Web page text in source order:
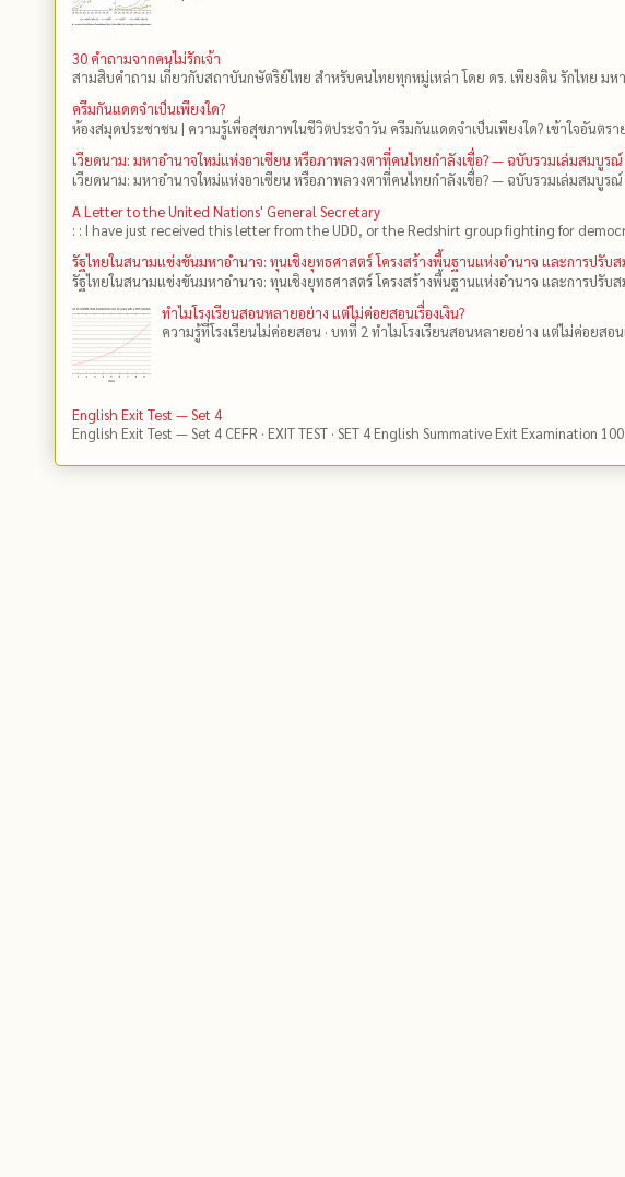
30 คำถามจากคนไม่รักเจ้า
สามสิบคำถาม เกี่ยวกับสถาบันกษัตริย์ไทย สำหรับคนไทยทุกหมู่เหล่า โดย ดร.​ เพียงดิน รักไทย ม
ครีมกันแดดจำเป็นเพียงใด?
ห้องสมุดประชาชน | ความรู้เพื่อสุขภาพในชีวิตประจำวัน ครีมกันแดดจำเป็นเพียงใด? เข้าใจอันตรา
เวียดนาม: มหาอำนาจใหม่แห่งอาเซียน หรือภาพลวงตาที่คนไทยกำลังเชื่อ? — ฉบับรวมเล่มสมบูรณ์
เวียดนาม: มหาอำนาจใหม่แห่งอาเซียน หรือภาพลวงตาที่คนไทยกำลังเชื่อ? — ฉบับรวมเล่มสมบูรณ์
A Letter to the United Nations' General Secretary
: : I have just received this letter from the UDD, or the Redshirt group fighting for
รัฐไทยในสนามแข่งขันมหาอำนาจ: ทุนเชิงยุทธศาสตร์ โครงสร้างพื้นฐานแห่งอำนาจ และการปรับ
รัฐไทยในสนามแข่งขันมหาอำนาจ: ทุนเชิงยุทธศาสตร์ โครงสร้างพื้นฐานแห่งอำนาจ และการปรับ
ทำไมโรงเรียนสอนหลายอย่าง แต่ไม่ค่อยสอนเรื่องเงิน?
ความรู้ที่โรงเรียนไม่ค่อยสอน · บทที่ 2 ทำไมโรงเรียนสอนหลายอย่าง แต่ไม่ค่อยสอน
English Exit Test — Set 4
English Exit Test — Set 4 CEFR · EXIT TEST · SET 4 English Summative Exit Examination